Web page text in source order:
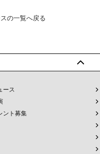
の一覧へ戻る
ース
ント募集